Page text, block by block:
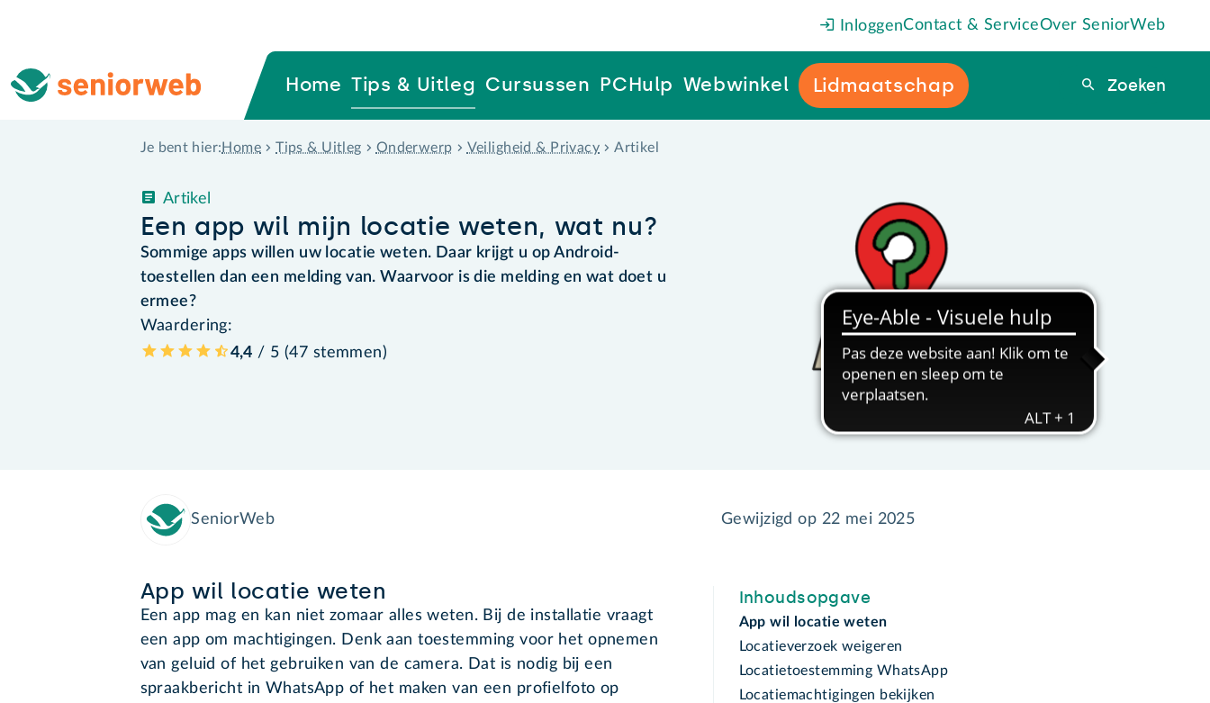
InloggenContact & ServiceOver SeniorWeb
Home Tips & Uitleg Cursussen PCHulp Webwinkel Lidmaatschap Zoeken
Zoeken
Je bent hier: Home Tips & Uitleg Onderwerp Veiligheid & Privacy Artikel
Een app wil mijn locatie weten, wat nu?
Artikel
Sommige apps willen uw locatie weten. Daar krijgt u op Android-
toestellen dan een melding van. Waarvoor is die melding en wat doet u
ermee?
Waardering:
4,4 / 5 (47 stemmen)
SeniorWeb Gewijzigd op 22 mei 2025
App wil locatie weten
Een app mag en kan niet zomaar alles weten. Bij de installatie vraagt
een app om machtigingen. Denk aan toestemming voor het opnemen
van geluid of het gebruiken van de camera. Dat is nodig bij een
spraakbericht in WhatsApp of het maken van een profielfoto op
Inhoudsopgave
App wil locatie weten
Locatieverzoek weigeren
Locatietoestemming WhatsApp
Locatiemachtigingen bekijken